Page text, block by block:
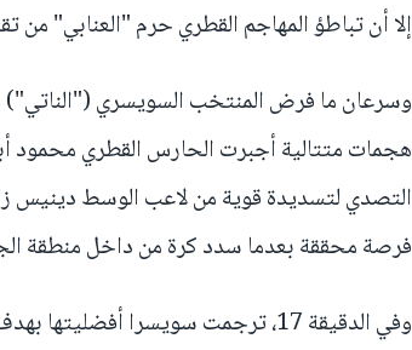
إلا أن تباطؤ المهاجم القطري حرم "العنابي" من
وسرعان ما فرض المنتخب السويسري
هجمات متتالية أجبرت الحارس القطري محمود
التصدي لتسديدة قوية من لاعب الوسط دينيس
فرصة محققة بعدما سدد كرة من داخل منطقة
وفي الدقيقة 17، ترجمت سويسرا